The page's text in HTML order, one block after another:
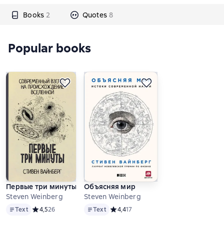
Books 2 Quotes 8
Popular books
Первые три минуты
Steven Weinberg
TextText Средний рейтинг 4,5 на основе 26 оценок
4,526
Объясняя мир
Steven Weinberg
TextText Средний рейтинг 4,4 на основе 17
4,417